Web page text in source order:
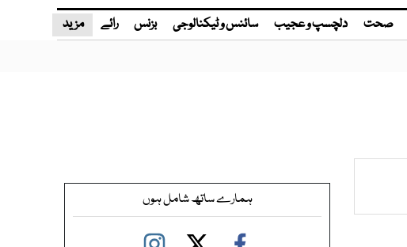
صحت دلچسپ و عجیب سائنس و ٹیکنالوجی بزنس رائے مزید
ہمارے ساتھ شامل ہوں